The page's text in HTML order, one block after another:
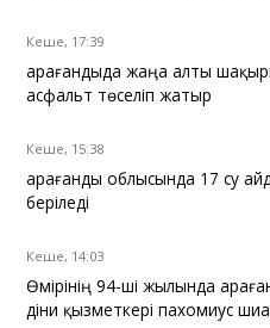
Кеше, 17:39
Қарағандыда жаңа алты
асфальт төселіп жатыр
Кеше, 15:38
Қарағанды облысында 17 су
беріледі
Кеше, 14:03
Өмірінің 94-ші жылында
діни қызметкері пахомиус